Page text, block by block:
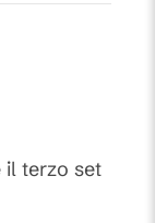
il terzo set